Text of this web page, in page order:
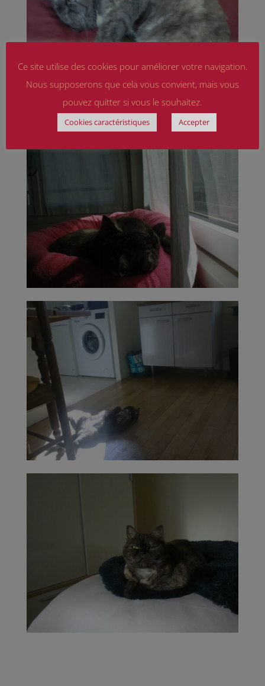
Ce site utilise des cookies pour améliorer votre navigation.
Nous supposerons que cela vous convient, mais vous
pouvez quitter si vous le souhaitez.
Cookies caractéristiques Accepter